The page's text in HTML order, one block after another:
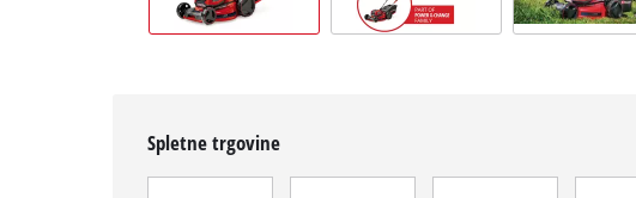
Spletne trgovine